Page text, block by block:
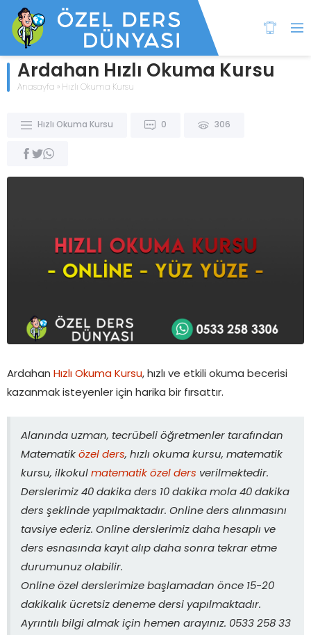
Ardahan Hızlı Okuma Kursu
Anasayfa » Hızlı Okuma Kursu
Hızlı Okuma Kursu 0 306
Ardahan Hızlı Okuma Kursu, hızlı ve etkili okuma becerisi
kazanmak isteyenler için harika bir fırsattır.
Alanında uzman, tecrübeli öğretmenler tarafından
Matematik özel ders, hızlı okuma kursu, matematik
kursu, ilkokul matematik özel ders verilmektedir.
Derslerimiz 40 dakika ders 10 dakika mola 40 dakika
ders şeklinde yapılmaktadır. Online ders alınmasını
tavsiye ederiz. Online derslerimiz daha hesaplı ve
ders esnasında kayıt alıp daha sonra tekrar etme
durumunuz olabilir.
Online özel derslerimize başlamadan önce 15-20
dakikalık ücretsiz deneme dersi yapılmaktadır.
Ayrıntılı bilgi almak için hemen arayınız. 0533 258 33